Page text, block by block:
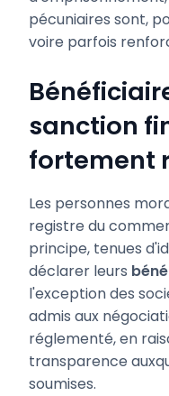
pécuniaires sont,
voire parfois
sanction
fortement
Les personnes
registre du
principe, tenues
déclarer leurs
l'exception des
admis aux
réglementé, en
transparence
soumises.